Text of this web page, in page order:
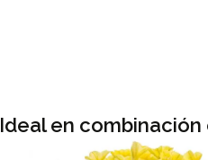
Ideal en combinación